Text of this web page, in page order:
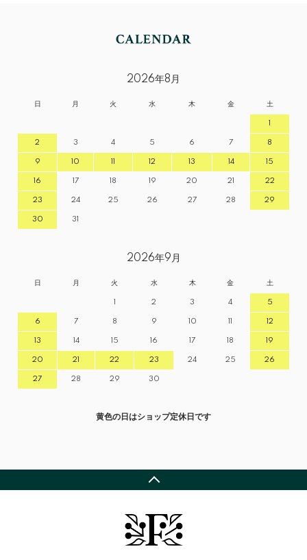
2026年8月
日 月 火 水 木 金 土
1
2 3 4 5 6 7 8
9 10 11 12 13 14 15
16 17 18 19 20 21 22
23 24 25 26 27 28 29
30 31
2026年9月
日 月 火 水 木 金 土
1 2 3 4 5
6 7 8 9 10 11 12
13 14 15 16 17 18 19
20 21 22 23 24 25 26
27 28 29 30
黄色の日はショップ定休日です